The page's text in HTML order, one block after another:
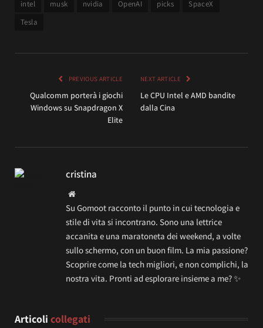
intel musk nvidia OpenAI picks
SpaceX
Tesla
PREVIOUS ARTICLE
Qualcomm porterà i giochi
Windows su Snapdragon X
Elite
NEXT ARTICLE
Le CPU Intel e AMD bandite
dalla Cina
cristina
Website
Su Gomoot racconto il punto in cui tecnologia e
stile di vita si incontrano. Sono una lettrice
accanita e una maratoneta dei weekend, a volte
sullo schermo, con un buon film. La mia passione?
Scoprire come la tech migliori, e non complichi, la
nostra vita. Pronti ad esplorare insieme a me? ✨
Articoli collegati